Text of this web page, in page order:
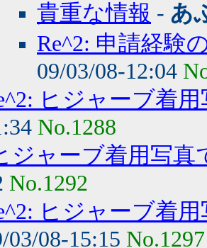
貴重な情報 - あ
Re^2: 申請経験
09/03/08-12:04
ヒジャーブ着
No.1288
ジャーブ着用写真
No.1292
ヒジャーブ着
03/08-15:15 No.1297